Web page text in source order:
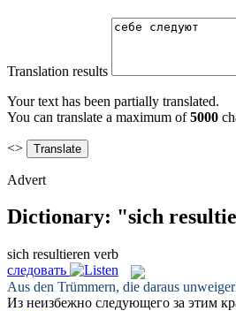
Translation results
Your text has been partially translated.
You can translate a maximum of5000
<>
Advert
Dictionary: "sich
sich resultieren verb
следовать
Aus den Trümmern, die daraus
Из неизбежно следующего за этим